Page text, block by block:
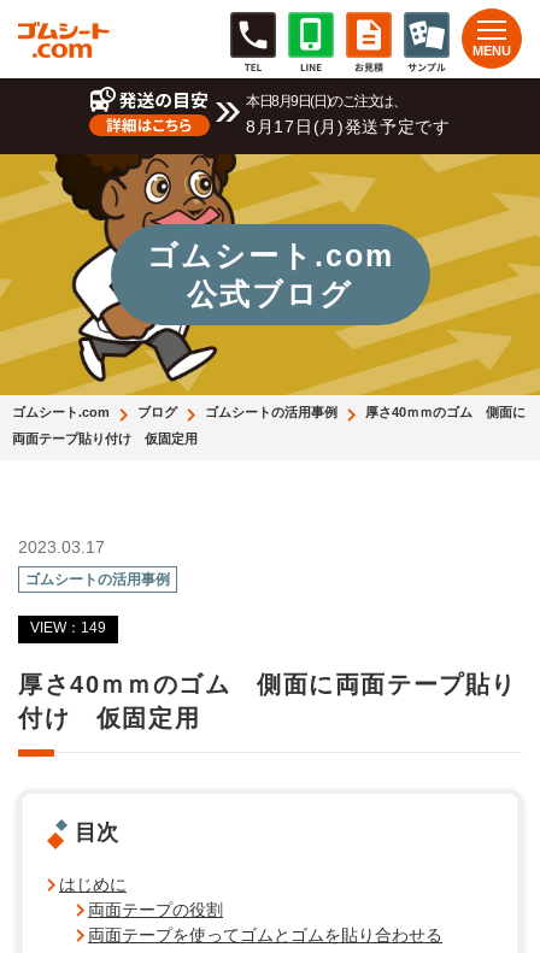
本日8月9日(日)のご注文は、
8月17日(月)発送予定です
ゴムシート.com
公式ブログ
ゴムシート.com ブログ ゴムシートの活用事例
厚さ40ｍｍのゴム 側面に
両面テープ貼り付け 仮固定用
2023.03.17
ゴムシートの活用事例
VIEW：149
厚さ40ｍｍのゴム 側面に両面テープ貼り
付け 仮固定用
目次
はじめに
両面テープの役割
両面テープを使ってゴムとゴムを貼り合わせる